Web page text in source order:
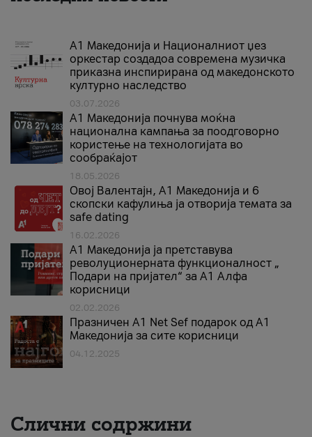
А1 Македонија и Националниот џез
оркестар создадоа современа музичка
приказна инспирирана од македонското
културно наследство
03.07.2026
A1 Македонија почнува моќна
национална кампања за поодговорно
користење на технологијата во
сообраќајот
18.05.2026
Овој Валентајн, A1 Македонија и 6
скопски кафулиња ја отворија темата за
safe dating
16.02.2026
А1 Македонија ја претставува
револуционерната функционалност „
Подари на пријател“ за А1 Алфа
корисници
02.02.2026
Празничен A1 Net Sеf подарок од А1
Македонија за сите корисници
04.12.2025
Слични содржини